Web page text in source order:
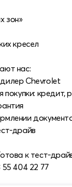
зон»
кресел
нас:
Chevrolet
покупки: кредит,
драйв
к тест-
55 404 22 77